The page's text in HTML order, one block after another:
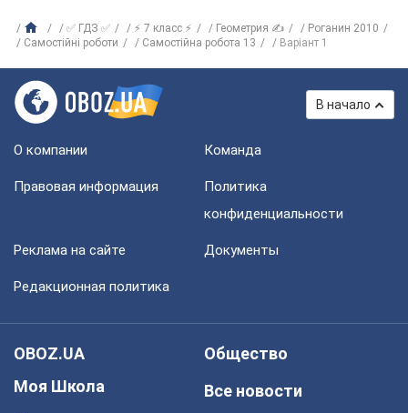
✅ ГДЗ ✅ ⚡ 7 класс ⚡ Геометрия ✍
Роганин 2010
Самостійні роботи
Самостійна робота 13 Варіант 1
В начало
О компании Команда
Правовая информация
Политика
конфиденциальности
Реклама на сайте Документы
Редакционная политика
OBOZ.UA
Моя Школа
Общество
Все новости